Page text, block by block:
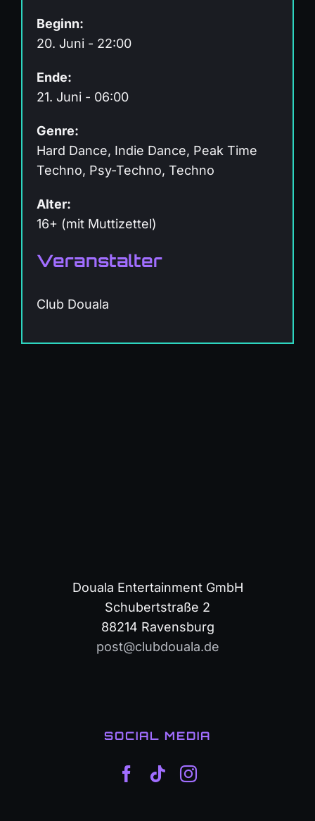
Beginn:
20. Juni - 22:00
Ende:
21. Juni - 06:00
Genre:
Hard Dance, Indie Dance, Peak Time
Techno, Psy-Techno, Techno
Alter:
16+ (mit Muttizettel)
Veranstalter
Club Douala
SOCIAL MEDIA
Douala Entertainment GmbH
Schubertstraße 2
88214 Ravensburg
post@clubdouala.de